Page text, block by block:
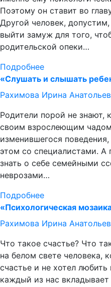
Поэтому он ставит во
Другой человек,
выйти замуж для того,
родительской опеки…
Подробнее
«Слушать и слышать
Рахимова Ирина
Родители порой не знают,
своим взрослеющим
изменившегося
этом со специалистами. А
знать о себе семейными
неврозами…
Подробнее
«Психологическая
Рахимова Ирина
Что такое счастье? Что
на белом свете человека,
счастье и не хотел
каждый из нас